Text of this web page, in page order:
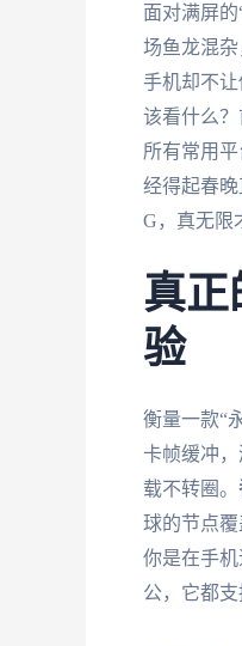
面对满屏
场鱼龙混
手机却不
该看什么
所有常用
经得起春
G，真无限
真正
验
衡量一款“
卡帧缓冲
载不转圈。
球的节点
你是在手
公，它都支